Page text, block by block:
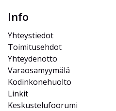
Info
Yhteystiedot
Toimitusehdot
Yhteydenotto
Varaosamyymälä
Kodinkonehuolto
Linkit
Keskustelufoorumi